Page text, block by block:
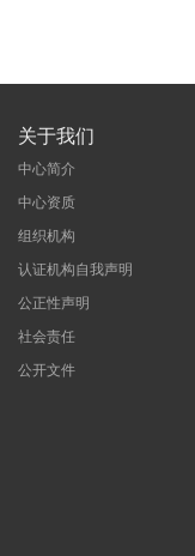
关于我们
中心简介
中心资质
组织机构
认证机构自我声明
公正性声明
社会责任
公开文件